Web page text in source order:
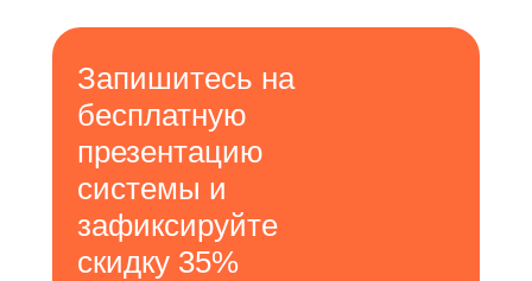
Запишитесь на
бесплатную
презентацию
системы и
зафиксируйте
скидку 35%